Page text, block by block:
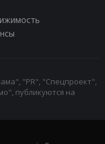
"PR", "Спецпроект",
публикуются на